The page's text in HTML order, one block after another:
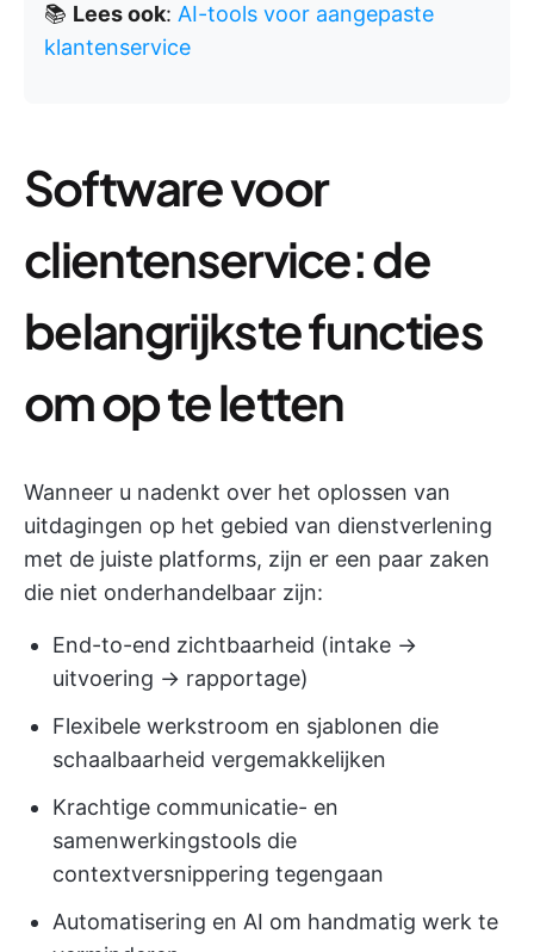
📚 Lees ook: AI-tools voor aangepaste
klantenservice
Software voor
clientenservice: de
belangrijkste functies
om op te letten
Wanneer u nadenkt over het oplossen van
uitdagingen op het gebied van dienstverlening
met de juiste platforms, zijn er een paar zaken
die niet onderhandelbaar zijn:
End-to-end zichtbaarheid (intake →
uitvoering → rapportage)
Flexibele werkstroom en sjablonen die
schaalbaarheid vergemakkelijken
Krachtige communicatie- en
samenwerkingstools die
contextversnippering tegengaan
Automatisering en AI om handmatig werk te